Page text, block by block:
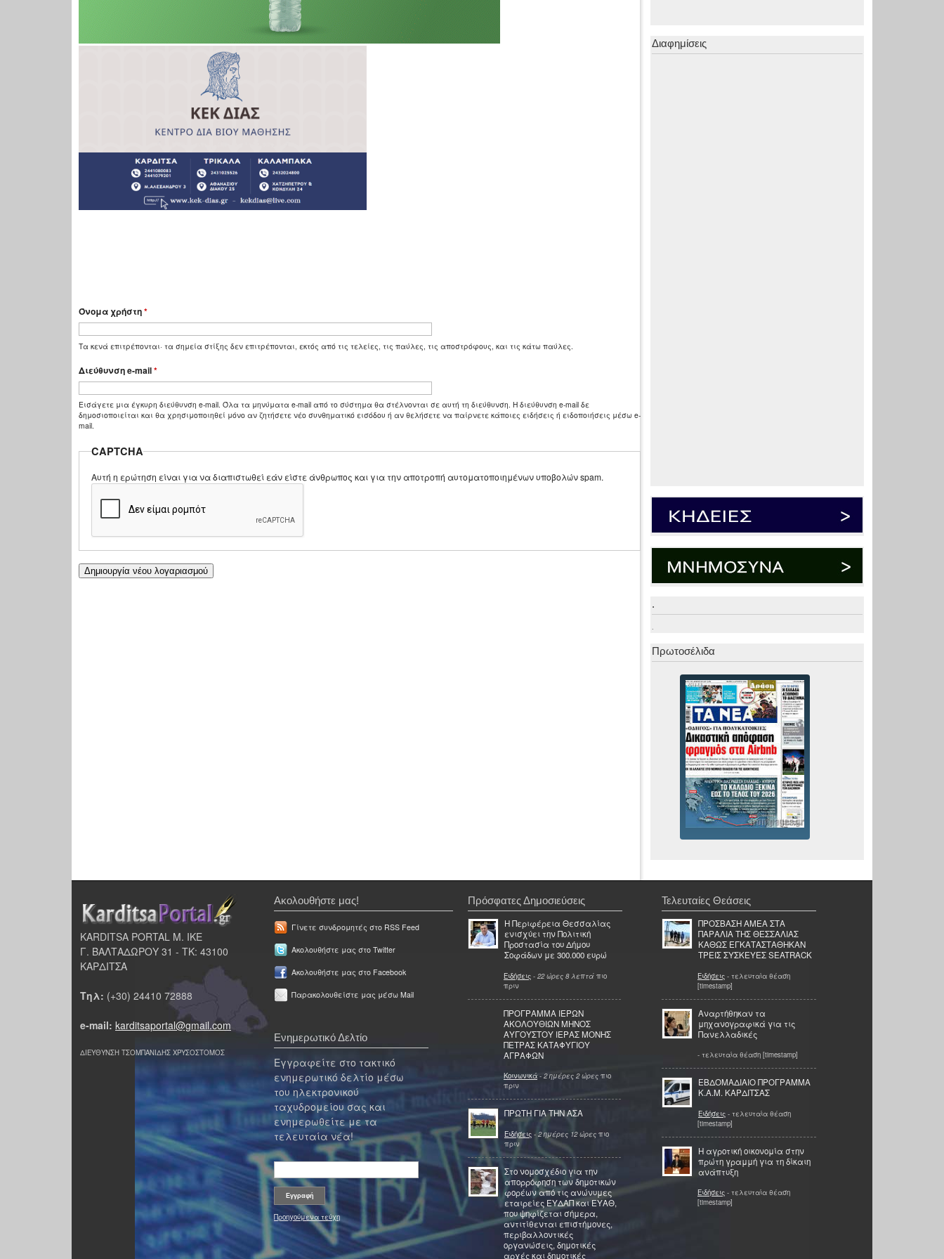
Όνομα χρήστη*
Τα κενά επιτρέπονται· τα σημεία στίξης δεν επιτρέπονται, εκτός από τις τελείες, τις παύλες, τις αποστρόφους, και τις κάτω παύλες.
Διεύθυνση e-mail*
Εισάγετε μια έγκυρη διεύθυνση e-mail. Όλα τα μηνύματα e-mail από το σύστημα θα στέλνονται σε αυτή τη διεύθυνση. Η διεύθυνση e-mail δε
δημοσιοποιείται και θα χρησιμοποιηθεί μόνο αν ζητήσετε νέο συνθηματικό εισόδου ή αν θελήσετε να παίρνετε κάποιες ειδήσεις ή ειδοποιήσεις μέσω e-
mail.
CAPTCHA
Αυτή η ερώτηση είναι για να διαπιστωθεί εάν είστε άνθρωπος και για την αποτροπή αυτοματοποιημένων υποβολών spam.
Διαφημίσεις
.
.
Πρωτοσέλιδα
KARDITSA PORTAL Μ. ΙΚΕ
Γ. ΒΑΛΤΑΔΩΡΟΥ 31 - ΤΚ: 43100
ΚΑΡΔΙΤΣΑ
Τηλ: (+30) 24410 72888
e-mail: karditsaportal@gmail.com
ΔΙΕΥΘΥΝΣΗ ΤΣΟΜΠΑΝΙΔΗΣ ΧΡΥΣΟΣΤΟΜΟΣ
Ακολουθήστε μας!
Γίνετε συνδρομητές στο RSS Feed
Ακολουθήστε μας στο Twitter
Ακολουθήστε μας στο Facebook
Παρακολουθείστε μας μέσω Mail
Ενημερωτικό Δελτίο
Εγγραφείτε στο τακτικό
ενημερωτικό δελτίο μέσω
του ηλεκτρονικού
ταχυδρομείου σας και
ενημερωθείτε με τα
τελευταία νέα!
Προηγούμενα τεύχη
Πρόσφατες Δημοσιεύσεις
Η Περιφέρεια Θεσσαλίας
ενισχύει την Πολιτική
Προστασία του Δήμου
Σοφάδων με 300.000 ευρώ
Ειδήσεις - 22 ώρες 8 λεπτά πιο
πριν
ΠΡΟΓΡΑΜΜΑ ΙΕΡΩΝ
ΑΚΟΛΟΥΘΙΩΝ ΜΗΝΟΣ
ΑΥΓΟΥΣΤΟΥ ΙΕΡΑΣ ΜΟΝΗΣ
ΠΕΤΡΑΣ ΚΑΤΑΦΥΓΙΟΥ
ΑΓΡΑΦΩΝ
Κοινωνικά - 2 ημέρες 2 ώρες πιο
πριν
ΠΡΩΤΗ ΓΙΑ ΤΗΝ ΑΣΑ
Ειδήσεις - 2 ημέρες 12 ώρες πιο
πριν
Στο νομοσχέδιο για την
απορρόφηση των δημοτικών
φορέων από τις ανώνυμες
εταιρείες ΕΥΔΑΠ και ΕΥΑΘ,
που ψηφίζεται σήμερα,
αντιτίθενται επιστήμονες,
περιβαλλοντικές
οργανώσεις, δημοτικές
αρχές και δημοτικές
Τελευταίες Θεάσεις
ΠΡΟΣΒΑΣΗ ΑΜΕΑ ΣΤΑ
ΠΑΡΑΛΙΑ ΤΗΣ ΘΕΣΣΑΛΙΑΣ
ΚΑΘΩΣ ΕΓΚΑΤΑΣΤΑΘΗΚΑΝ
ΤΡΕΙΣ ΣΥΣΚΕΥΕΣ SEATRACK
Ειδήσεις - τελευταία θέαση
[timestamp]
Αναρτήθηκαν τα
μηχανογραφικά για τις
Πανελλαδικές
- τελευταία θέαση [timestamp]
ΕΒΔΟΜΑΔΙΑΙΟ ΠΡΟΓΡΑΜΜΑ
Κ.Α.Μ. ΚΑΡΔΙΤΣΑΣ
Ειδήσεις - τελευταία θέαση
[timestamp]
Η αγροτική οικονομία στην
πρώτη γραμμή για τη δίκαιη
ανάπτυξη
Ειδήσεις - τελευταία θέαση
[timestamp]